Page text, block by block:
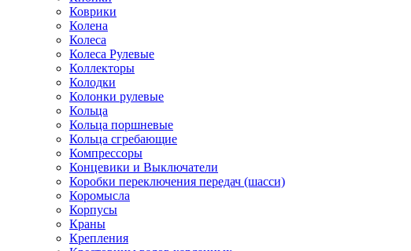
Коврики
Колена
Колеса
Колеса Рулевые
Коллекторы
Колодки
Колонки рулевые
Кольца
Кольца поршневые
Кольца сгребающие
Компрессоры
Концевики и Выключатели
Коробки переключения передач (шасси)
Коромысла
Корпусы
Краны
Крепления